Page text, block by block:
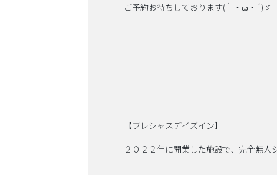
ご予約お待ちしております(｀・ω・´)ゞ
【プレシャスデイズイン】
２０２２年に開業した施設で、完全無